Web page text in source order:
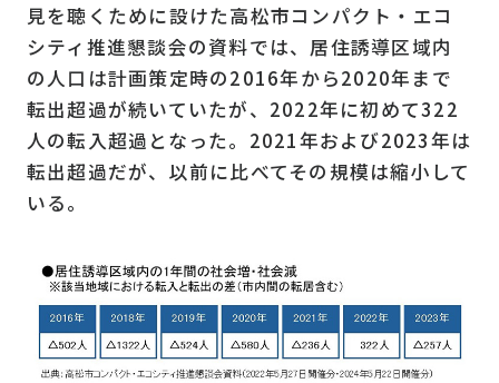
見を聴くために設けた高松市コンパクト・エコ
シティ推進懇談会の資料では、居住誘導区域内
の人口は計画策定時の2016年から2020年まで
転出超過が続いていたが、2022年に初めて322
人の転入超過となった。2021年および2023年は
転出超過だが、以前に比べてその規模は縮小して
いる。